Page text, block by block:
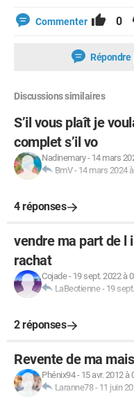
Commenter 0
Répondre
Discussions similaires
S’il vous plaît je
complet s’il vo
Nadinemary- 14 mars
BmV- 14 mars 2024
4 réponses
vendre ma part de l
rachat
Cojade- 19 sept. 2022 à
LaBeotienne- 19
2 réponses
Revente de ma
Phénix94- 15 avr. 2012 à
Laranne78- 11 juin